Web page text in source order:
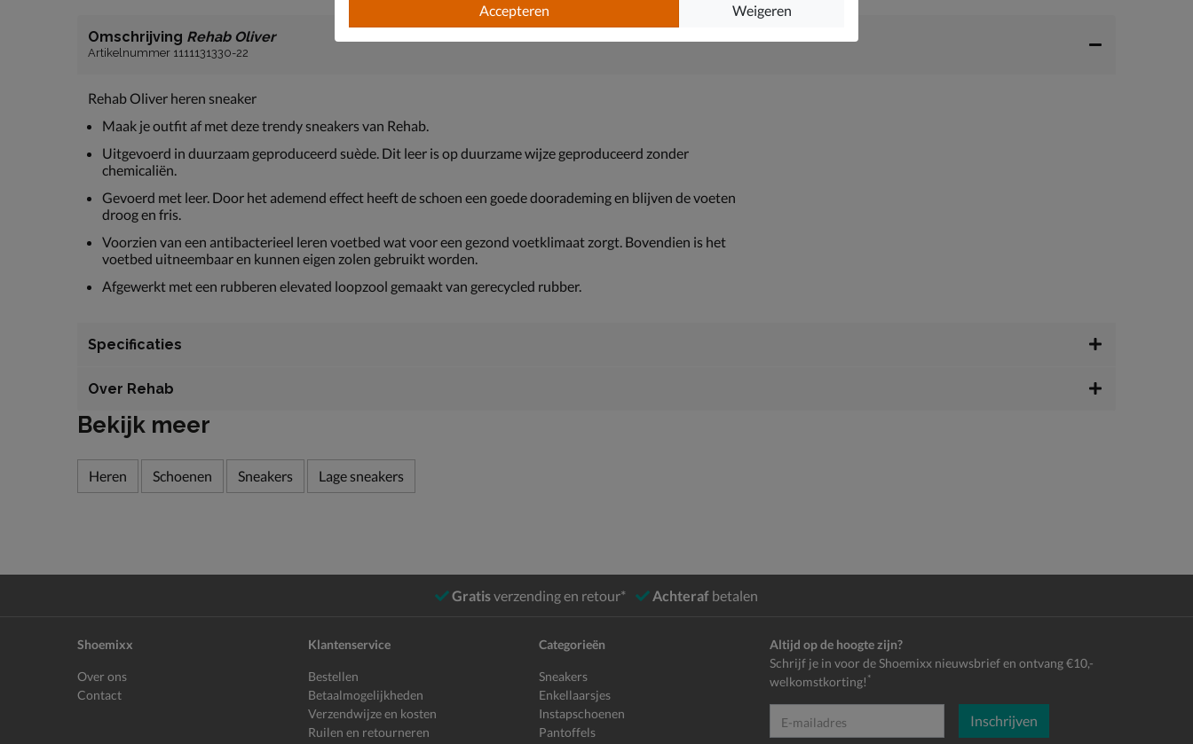
Omschrijving Rehab Oliver
Artikelnummer 1111131330-22
Rehab Oliver heren sneaker
Maak je outfit af met deze trendy sneakers van Rehab.
Uitgevoerd in duurzaam geproduceerd suède. Dit leer is op duurzame wijze geproduceerd zonder
chemicaliën.
Gevoerd met leer. Door het ademend effect heeft de schoen een goede doorademing en blijven de voeten
droog en fris.
Voorzien van een antibacterieel leren voetbed wat voor een gezond voetklimaat zorgt. Bovendien is het
voetbed uitneembaar en kunnen eigen zolen gebruikt worden.
Afgewerkt met een rubberen elevated loopzool gemaakt van gerecycled rubber.
Specificaties
Over Rehab
Bekijk meer
Heren Schoenen Sneakers Lage sneakers
Gratisverzending en retour* Achteraf betalen
Shoemixx
Over ons
Contact
Klantenservice
Bestellen
Betaalmogelijkheden
Verzendwijze en kosten
Ruilen en retourneren
Categorieën
Sneakers
Enkellaarsjes
Instapschoenen
Pantoffels
Altijd op de hoogte zijn?
Schrijf je in voor de Shoemixx nieuwsbrief en ontvang €10,-
welkomstkorting! *
E-mailadres Inschrijven
Accepteren Weigeren